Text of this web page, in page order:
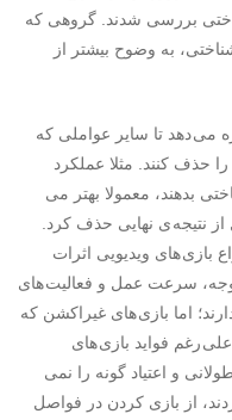
بررسی شدند. گروهی که
به وضوح بیشتر از
می دهد تا سایر عواملی که
حذف کنند. مثلا عملکرد
بدهند، معمولا بهتر می
نتیجه ی نهایی حذف کرد.
بازی های ویدیویی اثرات
سرعت عمل و فعالیت های
اما بازی های غیراکشن که
علی رغم فواید بازی های
و اعتیاد گونه را نمی
از بازی کردن در فواصل